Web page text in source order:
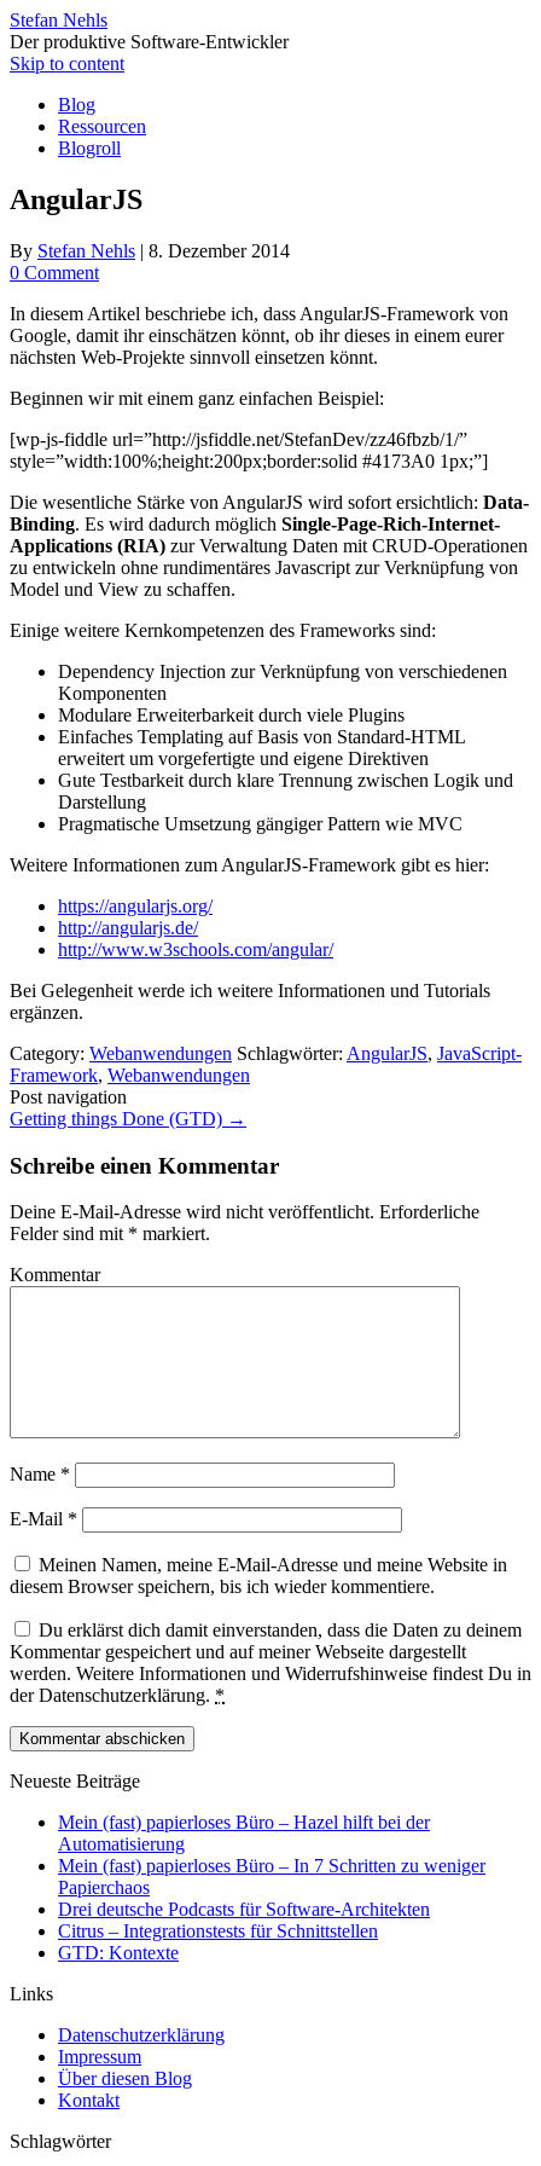
Stefan Nehls
Der produktive Software-Entwickler
Skip to content
Blog
Ressourcen
Blogroll
AngularJS
By Stefan Nehls | 8. Dezember 2014
0 Comment
In diesem Artikel beschriebe ich, dass AngularJS-Framework von
Google, damit ihr einschätzen könnt, ob ihr dieses in einem eurer
nächsten Web-Projekte sinnvoll einsetzen könnt.
Beginnen wir mit einem ganz einfachen Beispiel:
[wp-js-fiddle url=”http://jsfiddle.net/StefanDev/zz46fbzb/1/”
style=”width:100%;height:200px;border:solid #4173A0 1px;”]
Die wesentliche Stärke von AngularJS wird sofort ersichtlich: Data-
Binding. Es wird dadurch möglich Single-Page-Rich-Internet-
Applications (RIA) zur Verwaltung Daten mit CRUD-Operationen
zu entwickeln ohne rundimentäres Javascript zur Verknüpfung von
Model und View zu schaffen.
Einige weitere Kernkompetenzen des Frameworks sind:
Dependency Injection zur Verknüpfung von verschiedenen
Komponenten
Modulare Erweiterbarkeit durch viele Plugins
Einfaches Templating auf Basis von Standard-HTML
erweitert um vorgefertigte und eigene Direktiven
Gute Testbarkeit durch klare Trennung zwischen Logik und
Darstellung
Pragmatische Umsetzung gängiger Pattern wie MVC
Weitere Informationen zum AngularJS-Framework gibt es hier:
https://angularjs.org/
http://angularjs.de/
http://www.w3schools.com/angular/
Bei Gelegenheit werde ich weitere Informationen und Tutorials
ergänzen.
Category: Webanwendungen Schlagwörter: AngularJS, JavaScript-
Framework, Webanwendungen
Post navigation
Getting things Done (GTD) →
Schreibe einen Kommentar
Deine E-Mail-Adresse wird nicht veröffentlicht. Erforderliche
Felder sind mit * markiert.
Kommentar
Name *
E-Mail *
Meinen Namen, meine E-Mail-Adresse und meine Website in
diesem Browser speichern, bis ich wieder kommentiere.
Du erklärst dich damit einverstanden, dass die Daten zu deinem
Kommentar gespeichert und auf meiner Webseite dargestellt
werden. Weitere Informationen und Widerrufshinweise findest Du in
der Datenschutzerklärung. *
Neueste Beiträge
Mein (fast) papierloses Büro – Hazel hilft bei der
Automatisierung
Mein (fast) papierloses Büro – In 7 Schritten zu weniger
Papierchaos
Drei deutsche Podcasts für Software-Architekten
Citrus – Integrationstests für Schnittstellen
GTD: Kontexte
Links
Datenschutzerklärung
Impressum
Über diesen Blog
Kontakt
Schlagwörter